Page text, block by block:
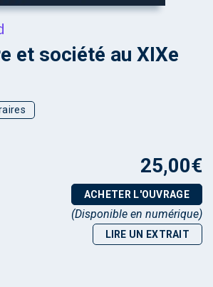
et société au XIXe
25,00€
ACHETER L'OUVRAGE
(Disponible en numérique)
LIRE UN EXTRAIT